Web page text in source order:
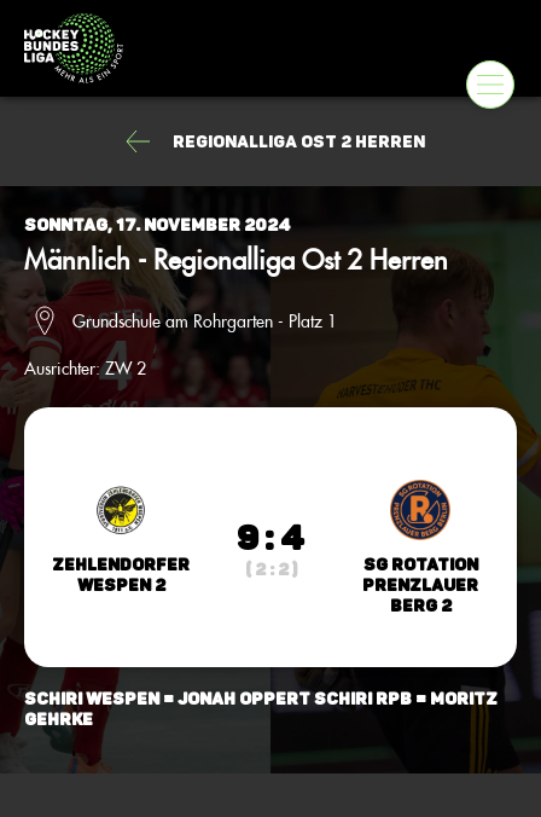
Regionalliga Ost 2 Herren
Sonntag, 17. November 2024
Männlich - Regionalliga Ost 2 Herren
Grundschule am Rohrgarten - Platz 1
Ausrichter:ZW 2
Zehlendorfer
Wespen 2
9 : 4
( 2 : 2 )
SG Rotation
Prenzlauer
Berg 2
Schiri Wespen = Jonah Oppert Schiri RPB = Moritz
Gehrke